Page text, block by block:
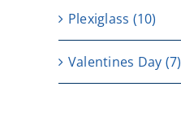
Plexiglass (10)
Valentines Day (7)